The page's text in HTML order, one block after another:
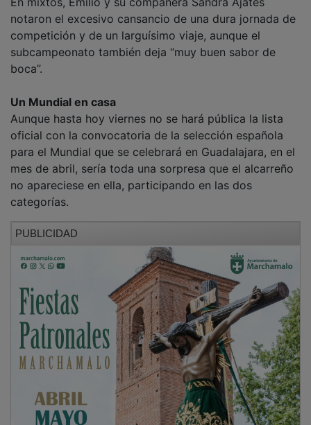
notaron el excesivo cansancio de una dura jornada de
competición y de un larguísimo viaje, aunque el
subcampeonato también deja “muy buen sabor de
boca”.
Aunque hasta hoy viernes no se hará pública la lista
oficial con la convocatoria de la selección española
para el Mundial que se celebrará en Guadalajara, en el
mes de abril, sería toda una sorpresa que el alcarreño
no apareciese en ella, participando en las dos
categorías.